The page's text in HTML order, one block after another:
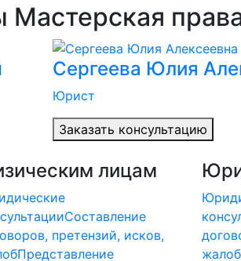
Сергеева Юлия
Юрист
Заказать консультацию
лицам
Составление
претензий, исков,
Представление
жалоб